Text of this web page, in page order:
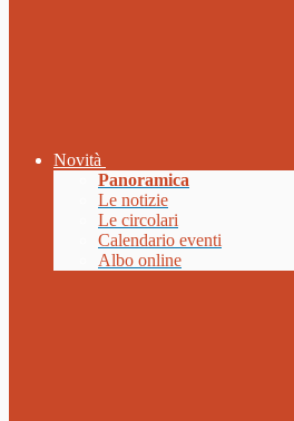
Novità
Panoramica
Le notizie
Le circolari
Calendario eventi
Albo online